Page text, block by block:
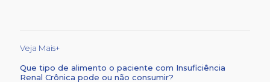
Veja Mais+
Que tipo de alimento o paciente com Insuficiência
Renal Crônica pode ou não consumir?